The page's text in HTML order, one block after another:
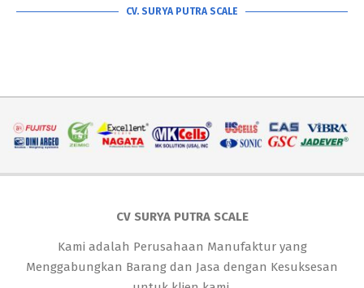
CV. SURYA PUTRA SCALE
CV SURYA PUTRA SCALE
Kami adalah Perusahaan Manufaktur yang
Menggabungkan Barang dan Jasa dengan Kesuksesan